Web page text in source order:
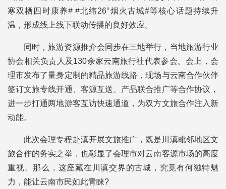
寒双栖四时康养# #北纬26°烟火古城#等核心话题持续升
温，形成线上线下联动传播的良好效应。
同时，旅游资源推介会同步在三地举行，当地旅游行业
协会相关负责人及130余家云南旅行社代表参会。会上，会
理市发布了量身定制的精品旅游线路，现场与云南合作伙伴
签订文旅专线开通、客源互送、产品联合推广等合作协议，
进一步打通两地游客互访快速通道，为双方文旅合作注入新
动能。
此次会理专程赴滇开展文旅推广，既是川滇毗邻地区文
旅合作的务实之举，也彰显了会理市对云南客源市场的高度
重视。那么，这座藏在川滇交界的古城，究竟有何独特魅
力，能让云南市民如此青睐?